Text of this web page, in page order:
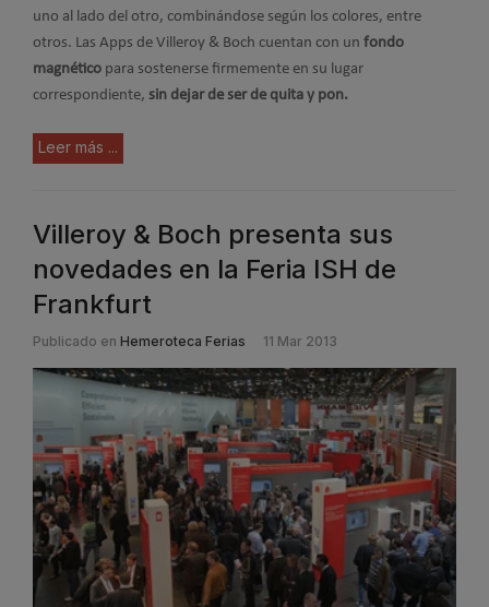
uno al lado del otro, combinándose según los colores, entre
otros. Las Apps de Villeroy & Boch cuentan con un fondo
magnético para sostenerse firmemente en su lugar
correspondiente, sin dejar de ser de quita y pon.
Leer más ...
Villeroy & Boch presenta sus
novedades en la Feria ISH de
Frankfurt
Publicado en Hemeroteca Ferias 11 Mar 2013